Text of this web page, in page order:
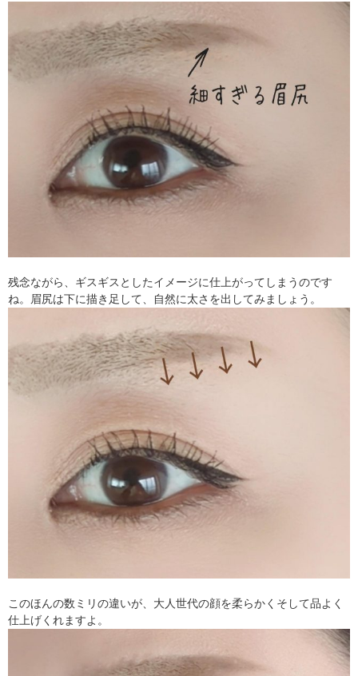
残念ながら、ギスギスとしたイメージに仕上がってしまうのです
ね。眉尻は下に描き足して、自然に太さを出してみましょう。
このほんの数ミリの違いが、大人世代の顔を柔らかくそして品よく
仕上げくれますよ。